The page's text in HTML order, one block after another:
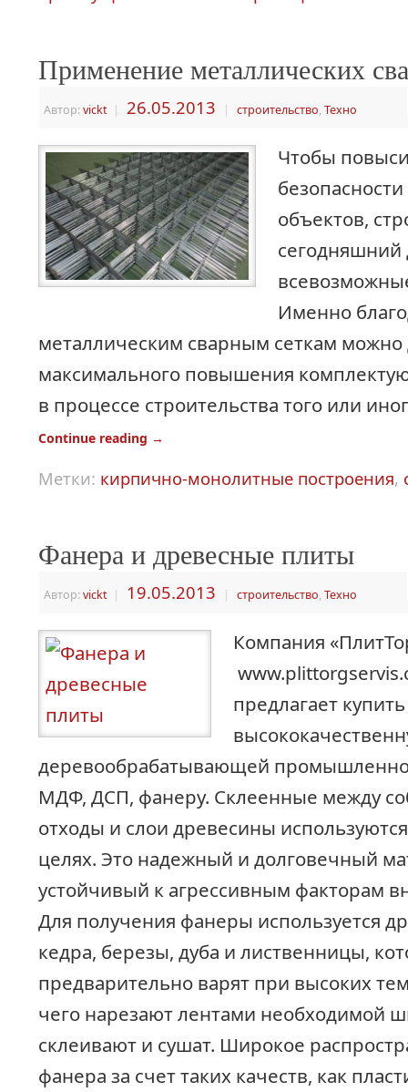
Применение металлических
Автор:vickt | 26.05.2013 | строительство, Техно
Чтобы
объектов,
сегодняшний
Именно
металлическим сварным сеткам можно
максимального повышения
в процессе строительства того или
Continue reading →
Метки: кирпично-монолитные построения,
Фанера и древесные плиты
Автор:vickt | 19.05.2013 | строительство, Техно
Компания
предлагает купить
деревообрабатывающей
МДФ, ДСП, фанеру. Склеенные между
отходы и слои древесины
целях. Это надежный и долговечный
устойчивый к агрессивным факторам
Для получения фанеры используется
кедра, березы, дуба и лиственницы,
предварительно варят при высоких
чего нарезают лентами необходимой
склеивают и сушат. Широкое
фанера за счет таких качеств, как